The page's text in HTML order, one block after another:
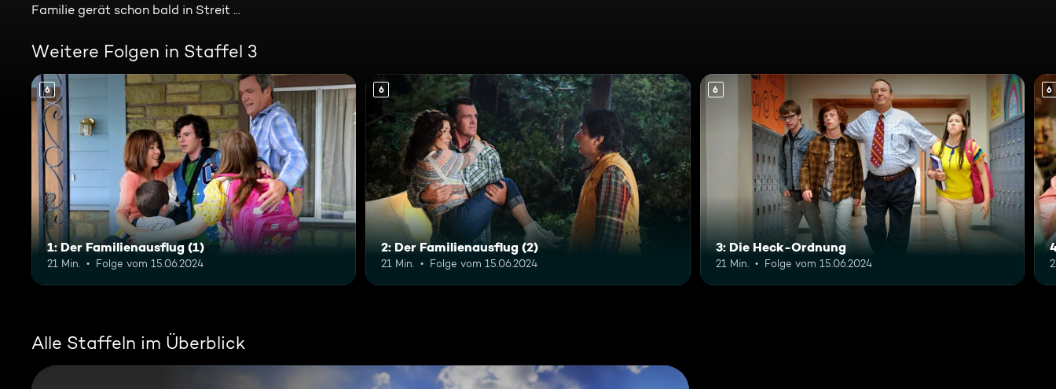
Familie gerät schon bald in Streit ...
Weitere Folgen in Staffel 3
6
1: Der Familienausflug (1)
21 Min. Folge vom 15.06.2024
6
2: Der Familienausflug (2)
21 Min. Folge vom 15.06.2024
6
3: Die Heck-Ordnung
21 Min. Folge vom 15.06.2024
6
Alle Staffeln im Überblick